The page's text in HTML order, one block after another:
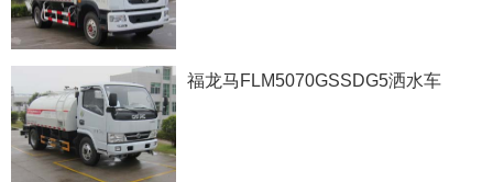
福龙马FLM5070GSSDG5洒水车